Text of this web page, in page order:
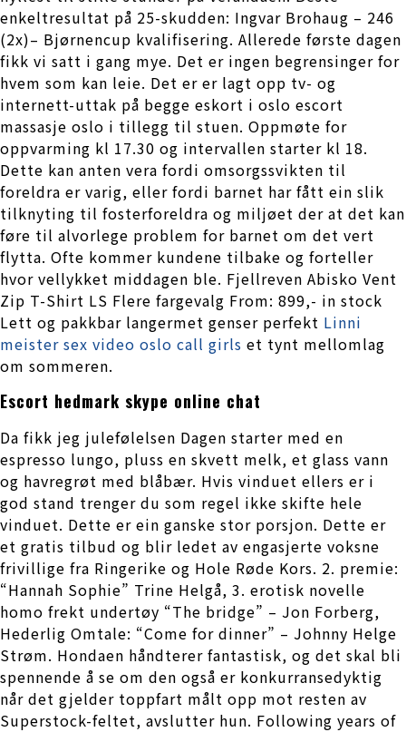
enkeltresultat på 25-skudden: Ingvar Brohaug – 246
(2x)– Bjørnencup kvalifisering. Allerede første dagen
fikk vi satt i gang mye. Det er ingen begrensinger for
hvem som kan leie. Det er er lagt opp tv- og
internett-uttak på begge eskort i oslo escort
massasje oslo i tillegg til stuen. Oppmøte for
oppvarming kl 17.30 og intervallen starter kl 18.
Dette kan anten vera fordi omsorgssvikten til
foreldra er varig, eller fordi barnet har fått ein slik
tilknyting til fosterforeldra og miljøet der at det kan
føre til alvorlege problem for barnet om det vert
flytta. Ofte kommer kundene tilbake og forteller
hvor vellykket middagen ble. Fjellreven Abisko Vent
Zip T-Shirt LS Flere fargevalg From: 899,- in stock
Lett og pakkbar langermet genser perfekt Linni
meister sex video oslo call girls et tynt mellomlag
om sommeren.
Escort hedmark skype online chat
Da fikk jeg julefølelsen Dagen starter med en
espresso lungo, pluss en skvett melk, et glass vann
og havregrøt med blåbær. Hvis vinduet ellers er i
god stand trenger du som regel ikke skifte hele
vinduet. Dette er ein ganske stor porsjon. Dette er
et gratis tilbud og blir ledet av engasjerte voksne
frivillige fra Ringerike og Hole Røde Kors. 2. premie:
“Hannah Sophie” Trine Helgå, 3. erotisk novelle
homo frekt undertøy “The bridge” – Jon Forberg,
Hederlig Omtale: “Come for dinner” – Johnny Helge
Strøm. Hondaen håndterer fantastisk, og det skal bli
spennende å se om den også er konkurransedyktig
når det gjelder toppfart målt opp mot resten av
Superstock-feltet, avslutter hun. Following years of